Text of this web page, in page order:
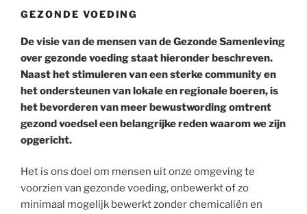
GEZONDE VOEDING
De visie van de mensen van de Gezonde Samenleving
over gezonde voeding staat hieronder beschreven.
Naast het stimuleren van een sterke community en
het ondersteunen van lokale en regionale boeren, is
het bevorderen van meer bewustwording omtrent
gezond voedsel een belangrijke reden waarom we zijn
opgericht.
Het is ons doel om mensen uit onze omgeving te
voorzien van gezonde voeding, onbewerkt of zo
minimaal mogelijk bewerkt zonder chemicaliën en